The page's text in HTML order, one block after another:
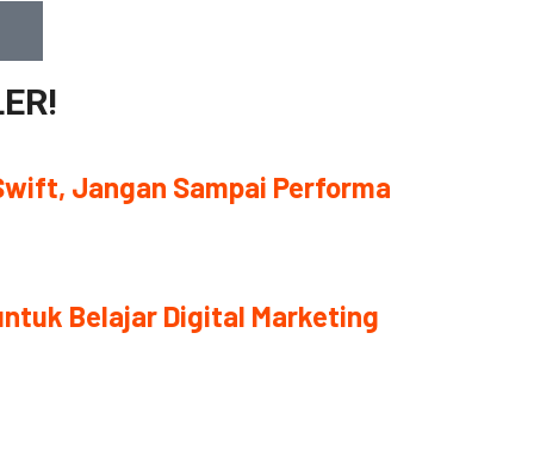
Jangan Sampai Performa
Belajar Digital Marketing